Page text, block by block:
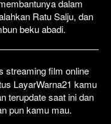
dalam
Ratu Salju, dan
beku abadi.
streaming film online
LayarWarna21 kamu
terupdate saat ini dan
pun kamu mau.